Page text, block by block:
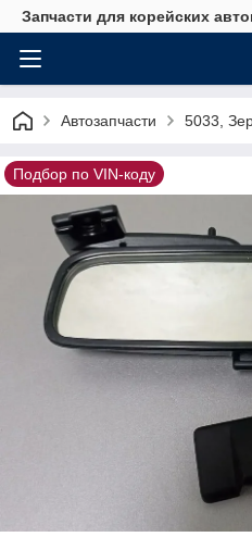
Запчасти для корейских
Автозапчасти 5033,
Подбор по VIN-коду